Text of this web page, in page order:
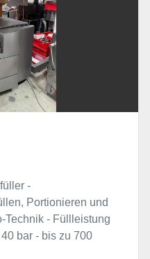
-
Portionieren und
Technik - Füllleistung
bar - bis zu 700